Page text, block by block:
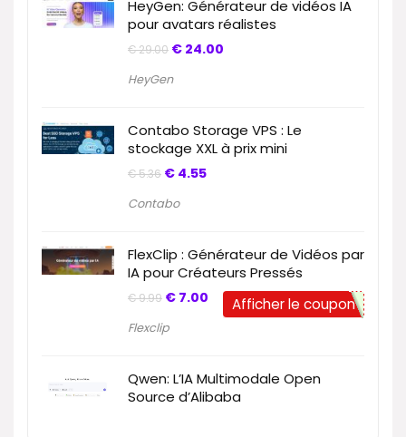
HeyGen: Générateur de vidéos IA
pour avatars réalistes
€29.00 € 24.00
HeyGen
Contabo Storage VPS : Le
stockage XXL à prix mini
€5.36 € 4.55
Contabo
FlexClip : Générateur de Vidéos par
IA pour Créateurs Pressés
€9.99 € 7.00
Flexclip
Afficher le coupon
Qwen: L’IA Multimodale Open
Source d’Alibaba